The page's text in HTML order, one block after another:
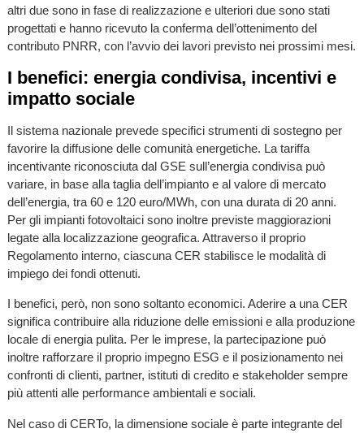
altri due sono in fase di realizzazione e ulteriori due sono stati
progettati e hanno ricevuto la conferma dell’ottenimento del
contributo PNRR, con l’avvio dei lavori previsto nei prossimi mesi.
I benefici: energia condivisa, incentivi e
impatto sociale
Il sistema nazionale prevede specifici strumenti di sostegno per
favorire la diffusione delle comunità energetiche. La tariffa
incentivante riconosciuta dal GSE sull’energia condivisa può
variare, in base alla taglia dell’impianto e al valore di mercato
dell’energia, tra 60 e 120 euro/MWh, con una durata di 20 anni.
Per gli impianti fotovoltaici sono inoltre previste maggiorazioni
legate alla localizzazione geografica. Attraverso il proprio
Regolamento interno, ciascuna CER stabilisce le modalità di
impiego dei fondi ottenuti.
I benefici, però, non sono soltanto economici. Aderire a una CER
significa contribuire alla riduzione delle emissioni e alla produzione
locale di energia pulita. Per le imprese, la partecipazione può
inoltre rafforzare il proprio impegno ESG e il posizionamento nei
confronti di clienti, partner, istituti di credito e stakeholder sempre
più attenti alle performance ambientali e sociali.
Nel caso di CERTo, la dimensione sociale è parte integrante del